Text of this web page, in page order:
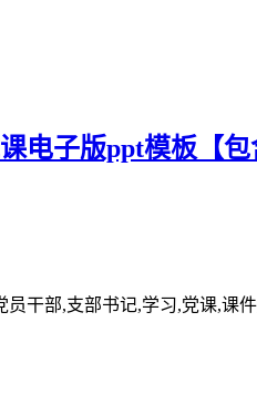
电子版ppt模板【
干部,支部书记,学习,党课,